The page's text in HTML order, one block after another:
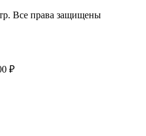
Все права защищены
₽